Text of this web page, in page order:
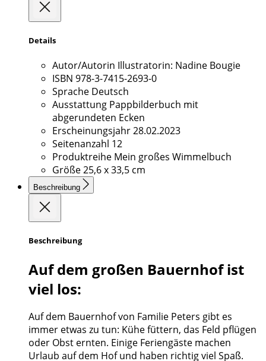
Details
Autor/Autorin Illustratorin: Nadine Bougie
ISBN 978-3-7415-2693-0
Sprache Deutsch
Ausstattung Pappbilderbuch mit
abgerundeten Ecken
Erscheinungsjahr28.02.2023
Seitenanzahl 12
Produktreihe Mein großes Wimmelbuch
Größe25,6 x 33,5 cm
Beschreibung
Beschreibung
Auf dem großen Bauernhof ist
viel los:
Auf dem Bauernhof von Familie Peters gibt es
immer etwas zu tun: Kühe füttern, das Feld pflügen
oder Obst ernten. Einige Feriengäste machen
Urlaub auf dem Hof und haben richtig viel Spaß.